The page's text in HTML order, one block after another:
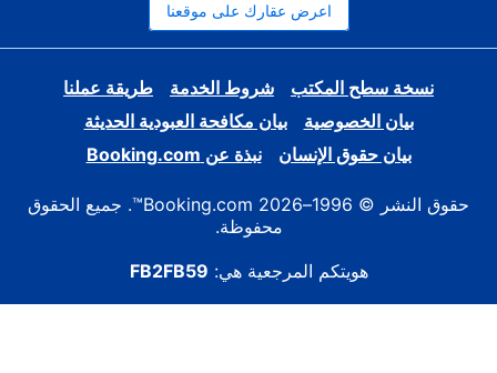
اعرض عقارك على موقعنا
نسخة سطح المكتب شروط الخدمة
طريقة عملنا
بيان الخصوصية
بيان مكافحة العبودية الحديثة
بيان حقوق الإنسان
نبذة عن Booking.com
حقوق النشر © 1996–2026 Booking.com™. جميع الحقوق
محفوظة.
هويتكم المرجعية هي: FB2FB59